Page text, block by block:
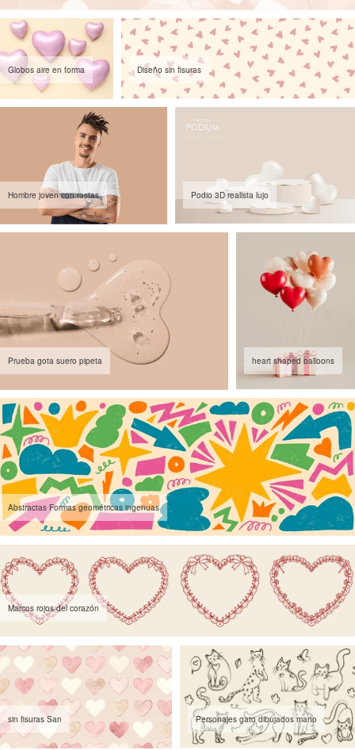
Globos aire en forma Diseño sin fisuras
Hombre joven con rastas Podio 3D realista lujo
Prueba gota suero pipeta heart shaped balloons
Abstractas Formas geométricas ingenuas
Marcos rojos del corazón
sin fisuras San Personajes gato dibujados mano